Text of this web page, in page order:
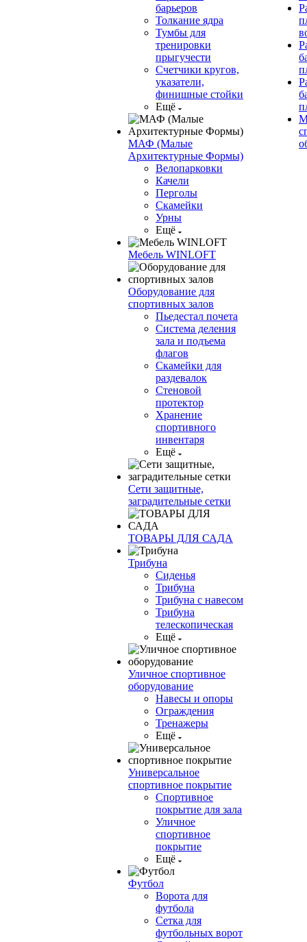
барьеров
Толкание ядра
Тумбы для
тренировки
прыгучести
Счетчики кругов,
указатели,
финишные стойки
Ещё
МАФ (Малые
Архитектурные Формы)
Велопарковки
Качели
Перголы
Скамейки
Урны
Ещё
Мебель WINLOFT
Оборудование для
спортивных залов
Пьедестал почета
Система деления
зала и подъема
флагов
Скамейки для
раздевалок
Стеновой
протектор
Хранение
спортивного
инвентаря
Ещё
Сети защитные,
заградительные сетки
ТОВАРЫ ДЛЯ САДА
Трибуна
Сиденья
Трибуна
Трибуна с навесом
Трибуна
телескопическая
Ещё
Уличное спортивное
оборудование
Навесы и опоры
Ограждения
Тренажеры
Ещё
Универсальное
спортивное покрытие
Спортивное
покрытие для зала
Уличное
спортивное
покрытие
Ещё
Футбол
Ворота для
футбола
Сетка для
футбольных ворот